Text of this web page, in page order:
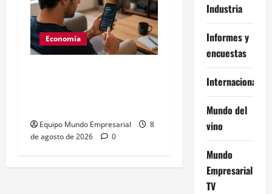
Economía
Equipo Mundo Empresarial
8
de agosto de 2026
0
Industria
Informes y
encuestas
Internacional
Mundo del
vino
Mundo
Empresarial
TV